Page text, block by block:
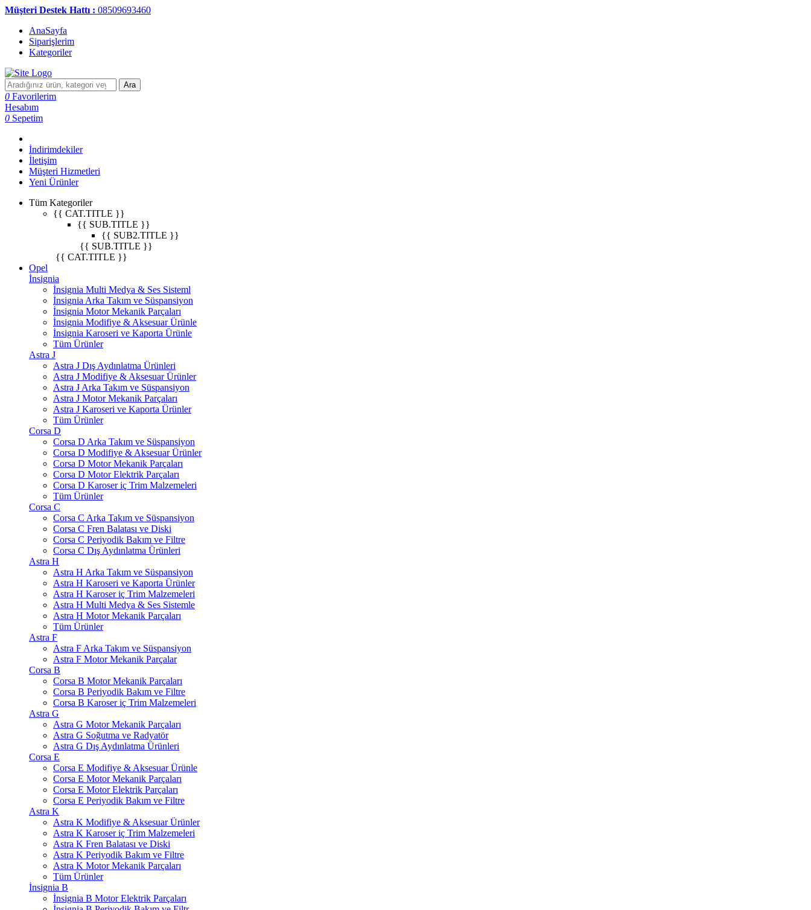
Müşteri Destek Hattı : 08509693460
AnaSayfa
Siparişlerim
Kategoriler
Ara
0 Favorilerim
Hesabım
0 Sepetim
İndirimdekiler
İletişim
Müşteri Hizmetleri
Yeni Ürünler
Tüm Kategoriler
{{ CAT.TITLE }}
{{ SUB.TITLE }}
{{ SUB2.TITLE }}
{{ SUB.TITLE }}
{{ CAT.TITLE }}
Opel
İnsignia
İnsignia Multi Medya & Ses Sisteml
İnsignia Arka Takım ve Süspansiyon
İnsignia Motor Mekanik Parçaları
İnsignia Modifiye & Aksesuar Ürünle
İnsignia Karoseri ve Kaporta Ürünle
Tüm Ürünler
Astra J
Astra J Dış Aydınlatma Ürünleri
Astra J Modifiye & Aksesuar Ürünler
Astra J Arka Takım ve Süspansiyon
Astra J Motor Mekanik Parçaları
Astra J Karoseri ve Kaporta Ürünler
Tüm Ürünler
Corsa D
Corsa D Arka Takım ve Süspansiyon
Corsa D Modifiye & Aksesuar Ürünler
Corsa D Motor Mekanik Parçaları
Corsa D Motor Elektrik Parçaları
Corsa D Karoser iç Trim Malzemeleri
Tüm Ürünler
Corsa C
Corsa C Arka Takım ve Süspansiyon
Corsa C Fren Balatası ve Diski
Corsa C Periyodik Bakım ve Filtre
Corsa C Dış Aydınlatma Ürünleri
Astra H
Astra H Arka Takım ve Süspansiyon
Astra H Karoseri ve Kaporta Ürünler
Astra H Karoser iç Trim Malzemeleri
Astra H Multi Medya & Ses Sistemle
Astra H Motor Mekanik Parçaları
Tüm Ürünler
Astra F
Astra F Arka Takım ve Süspansiyon
Astra F Motor Mekanik Parçalar
Corsa B
Corsa B Motor Mekanik Parçaları
Corsa B Periyodik Bakım ve Filtre
Corsa B Karoser iç Trim Malzemeleri
Astra G
Astra G Motor Mekanik Parçaları
Astra G Soğutma ve Radyatör
Astra G Dış Aydınlatma Ürünleri
Corsa E
Corsa E Modifiye & Aksesuar Ürünle
Corsa E Motor Mekanik Parçaları
Corsa E Motor Elektrik Parçaları
Corsa E Periyodik Bakım ve Filtre
Astra K
Astra K Modifiye & Aksesuar Ürünler
Astra K Karoser iç Trim Malzemeleri
Astra K Fren Balatası ve Diski
Astra K Periyodik Bakım ve Filtre
Astra K Motor Mekanik Parçaları
Tüm Ürünler
İnsignia B
İnsignia B Motor Elektrik Parçaları